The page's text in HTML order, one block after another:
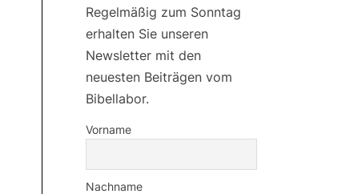
Regelmäßig zum Sonntag
erhalten Sie unseren
Newsletter mit den
neuesten Beiträgen vom
Bibellabor.
Vorname
Nachname